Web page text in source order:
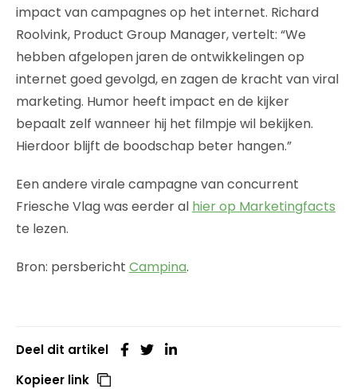
impact van campagnes op het internet. Richard
Roolvink, Product Group Manager, vertelt: “We
hebben afgelopen jaren de ontwikkelingen op
internet goed gevolgd, en zagen de kracht van viral
marketing. Humor heeft impact en de kijker
bepaalt zelf wanneer hij het filmpje wil bekijken.
Hierdoor blijft de boodschap beter hangen.”
Een andere virale campagne van concurrent
Friesche Vlag was eerder al hier op Marketingfacts
te lezen.
Bron: persbericht Campina.
Deel dit artikel
Kopieer link